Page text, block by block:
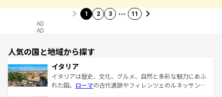
1 2 3 … 11
AD
AD
人気の国と地域から探す
イタリア
イタリアは歴史、文化、グルメ、自然と多彩な魅力にあふ
れた国。 ローマの古代遺跡やフィレンツェのルネッサンス